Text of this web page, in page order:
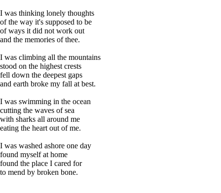
I was thinking lonely thoughts
of the way it's supposed to be
of ways it did not work out
and the memories of thee.
I was climbing all the mountains
stood on the highest crests
fell down the deepest gaps
and earth broke my fall at best.
I was swimming in the ocean
cutting the waves of sea
with sharks all around me
eating the heart out of me.
I was washed ashore one day
found myself at home
found the place I cared for
to mend by broken bone.